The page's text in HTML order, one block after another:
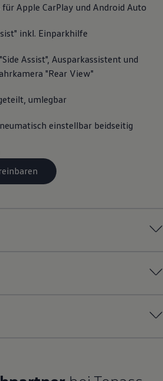
für Apple CarPlay und Android Auto
inkl. Einparkhilfe
Assist", Ausparkassistent und
"Rear View"
umlegbar
einstellbar beidseitig